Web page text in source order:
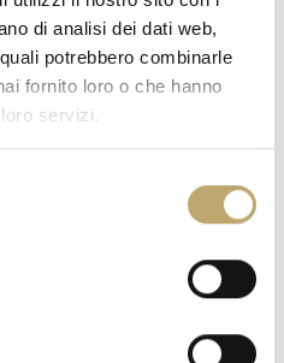
di analisi dei dati web,
potrebbero combinarle
fornito loro o che hanno
servizi.
1,3 g
7,4 g